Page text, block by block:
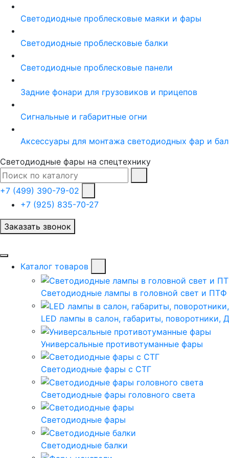
Светодиодные проблесковые маяки и фары
Светодиодные проблесковые балки
Светодиодные проблесковые панели
Задние фонари для грузовиков и прицепов
Сигнальные и габаритные огни
Аксессуары для монтажа светодиодных фар и
Светодиодные фары на спецтехнику
+7 (499) 390-79-02
+7 (925) 835-70-27
Заказать звонок
Каталог товаров
Светодиодные лампы в головной свет и ПТФ
LED лампы в салон, габариты, поворотники,
Универсальные противотуманные фары
Светодиодные фары с СТГ
Светодиодные фары головного света
Светодиодные фары
Светодиодные балки